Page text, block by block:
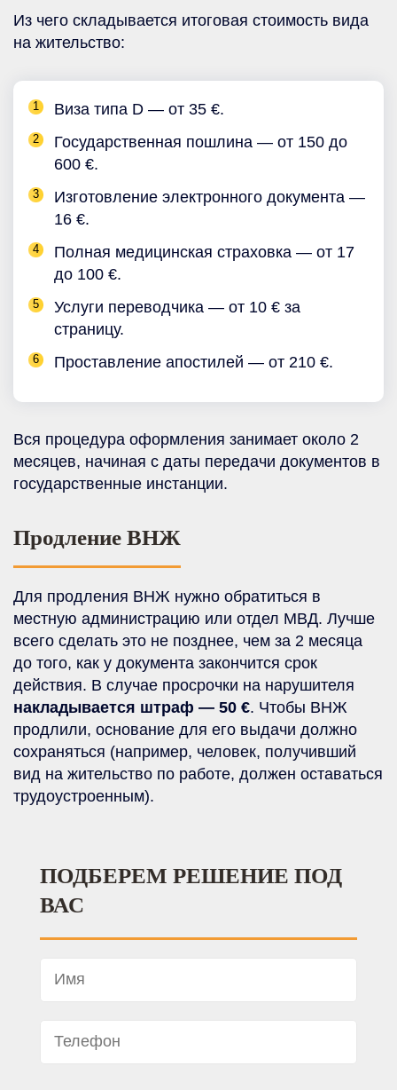
Из чего складывается итоговая стоимость вида
на жительство:
Виза типа D — от 35 €.
Государственная пошлина — от 150 до
600 €.
Изготовление электронного документа —
16 €.
Полная медицинская страховка — от 17
до 100 €.
Услуги переводчика — от 10 € за
страницу.
Проставление апостилей — от 210 €.
Вся процедура оформления занимает около 2
месяцев, начиная с даты передачи документов в
государственные инстанции.
Продление ВНЖ
Для продления ВНЖ нужно обратиться в
местную администрацию или отдел МВД. Лучше
всего сделать это не позднее, чем за 2 месяца
до того, как у документа закончится срок
действия. В случае просрочки на нарушителя
накладывается штраф — 50 €. Чтобы ВНЖ
продлили, основание для его выдачи должно
сохраняться (например, человек, получивший
вид на жительство по работе, должен оставаться
трудоустроенным).
ПОДБЕРЕМ РЕШЕНИЕ ПОД
ВАС